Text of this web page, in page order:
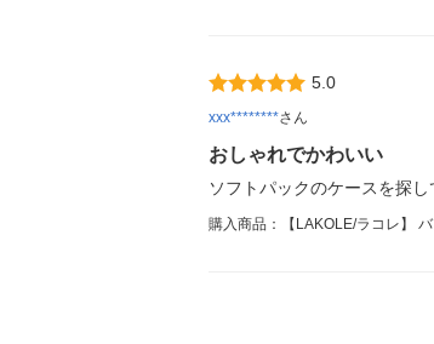
5.0
xxx********さん
おしゃれでかわいい
ソフトパックのケースを探
購入商品：【LAKOLE/ラコレ】